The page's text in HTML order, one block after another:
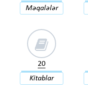
Məqalələr
20
Kitablar